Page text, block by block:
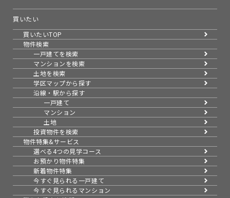
買いたい
買いたいTOP
物件検索
一戸建てを検索
マンションを検索
土地を検索
学区マップから探す
沿線・駅から探す
一戸建て
マンション
土地
投資物件を検索
物件特集&サービス
選べる4つの見学コース
お預かり物件特集
新着物件特集
今すぐ見られる一戸建て
今すぐ見られるマンション